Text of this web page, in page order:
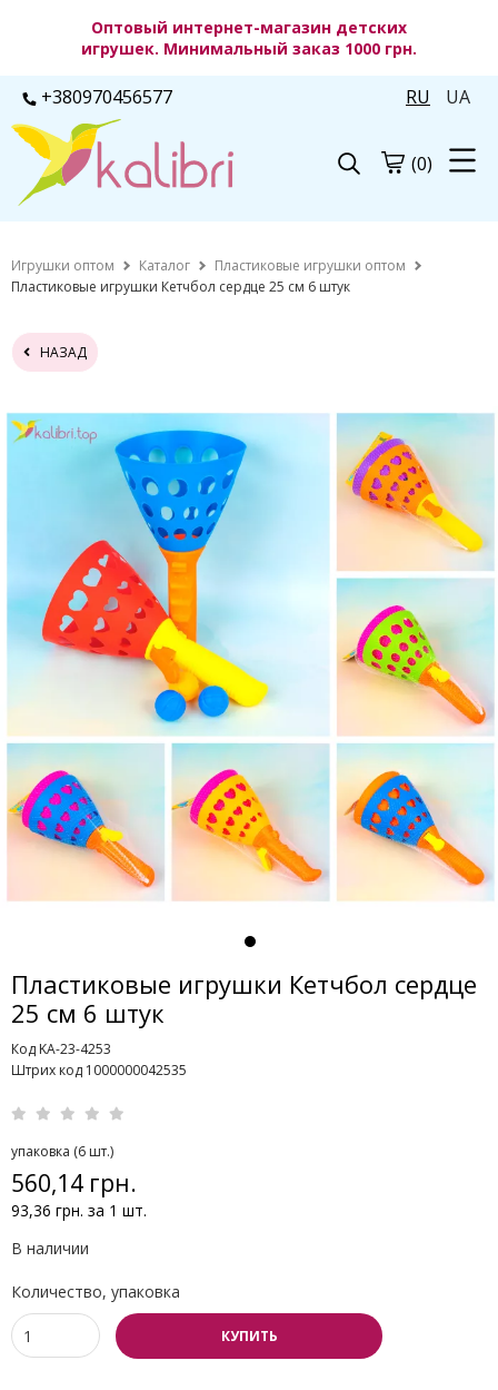
Оптовый интернет-магазин детских
игрушек. Минимальный заказ 1000 грн.
+380970456577 RU UA
(0)
Игрушки оптом Каталог
Пластиковые игрушки оптом
Пластиковые игрушки Кетчбол сердце 25 см 6 штук
НАЗАД
Пластиковые игрушки Кетчбол сердце
25 см 6 штук
Код KA-23-4253
Штрих код 1000000042535
упаковка (6 шт.)
560,14 грн.
93,36 грн. за 1 шт.
В наличии
Количество, упаковка
КУПИТЬ